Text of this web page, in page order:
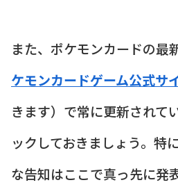
また、ポケモンカードの最
ケモンカードゲーム公式サ
きます）で常に更新されて
ックしておきましょう。特
な告知はここで真っ先に発